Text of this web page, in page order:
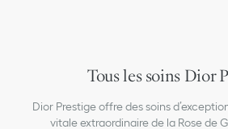
Tous les soins Dior
Dior Prestige offre des soins
vitale extraordinaire de la Rose de